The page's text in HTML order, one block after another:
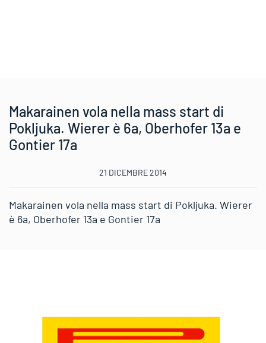
Makarainen vola nella mass start di
Pokljuka. Wierer è 6a, Oberhofer 13a e
Gontier 17a
21 DICEMBRE 2014
Makarainen vola nella mass start di Pokljuka. Wierer
è 6a, Oberhofer 13a e Gontier 17a